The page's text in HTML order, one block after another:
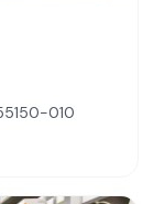
010